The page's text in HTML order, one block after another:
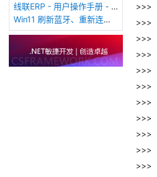
线联ERP - 用户操作手册 - 排班管理
Win11 刷新蓝牙、重新连接蓝牙音响